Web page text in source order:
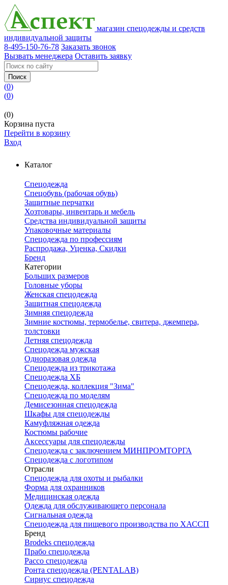
магазин спецодежды и средств
индивидуальной защиты
8-495-150-76-78 Заказать звонок
Вызвать менеджера Оставить заявку
Поиск
(0)
(0)
(0)
Корзина пуста
Перейти в корзину
Вход
Каталог
Спецодежда
Спецобувь (рабочая обувь)
Защитные перчатки
Хозтовары, инвентарь и мебель
Средства индивидуальной защиты
Упаковочные материалы
Спецодежда по профессиям
Распродажа, Уценка, Скидки
Бренд
Категории
Больших размеров
Головные уборы
Женская спецодежда
Защитная спецодежда
Зимняя спецодежда
Зимние костюмы, термобелье, свитера, джемпера,
толстовки
Летняя спецодежда
Спецодежда мужская
Одноразовая одежда
Спецодежда из трикотажа
Спецодежда ХБ
Спецодежда, коллекция "Зима"
Спецодежда по моделям
Демисезонная спецодежда
Шкафы для спецодежды
Камуфляжная одежда
Костюмы рабочие
Аксессуары для спецодежды
Спецодежда с заключением МИНПРОМТОРГА
Спецодежда с логотипом
Отрасли
Спецодежда для охоты и рыбалки
Форма для охранников
Медицинская одежда
Одежда для обслуживающего персонала
Сигнальная одежда
Спецодежда для пищевого производства по ХАССП
Бренд
Brodeks спецодежда
Прабо спецодежда
Рассо спецодежда
Ронта спецодежда (PENTALAB)
Сириус спецодежда